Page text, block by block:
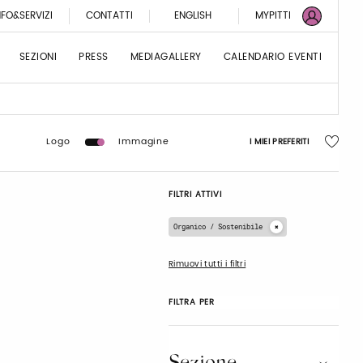
CONTATTI ENGLISH MYPITTI
SEZIONI PRESS MEDIAGALLERY CALENDARIO EVENTI
Logo Immagine I MIEI PREFERITI
FILTRI ATTIVI
Organico / Sostenibile
Rimuovi tutti i filtri
FILTRA PER